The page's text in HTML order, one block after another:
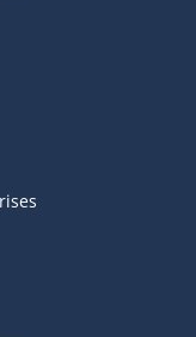
externe s'ouvrira
externe
s'ouvrira dans une
externe s'ouvrira